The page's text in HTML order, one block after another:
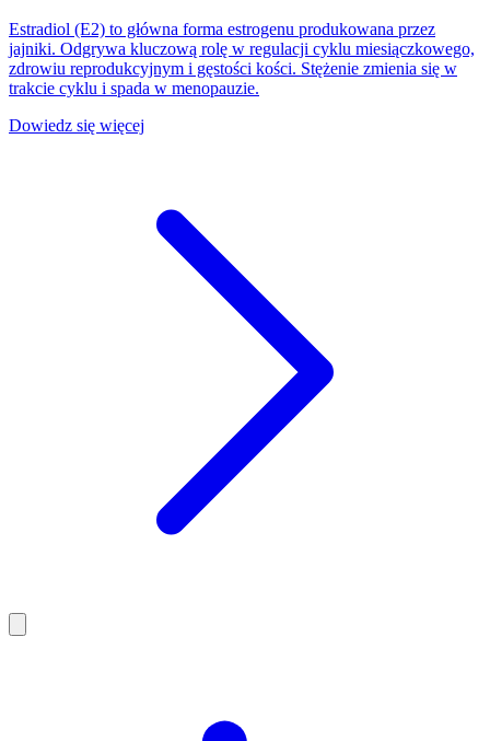
Estradiol (E2) to główna forma estrogenu produkowana przez
jajniki. Odgrywa kluczową rolę w regulacji cyklu miesiączkowego,
zdrowiu reprodukcyjnym i gęstości kości. Stężenie zmienia się w
trakcie cyklu i spada w menopauzie.
Dowiedz się więcej